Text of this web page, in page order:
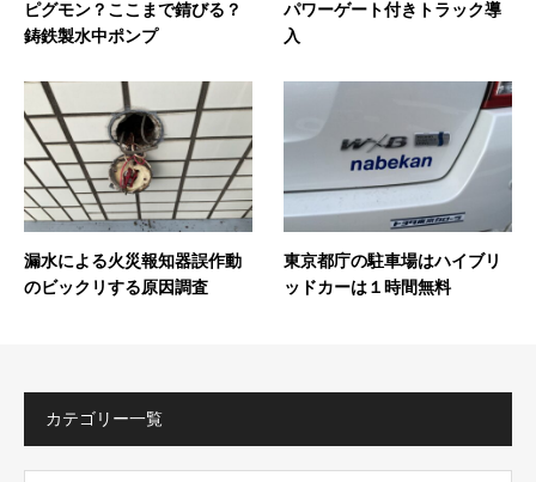
ピグモン？ここまで錆びる？
鋳鉄製水中ポンプ
パワーゲート付きトラック導
入
漏水による火災報知器誤作動
のビックリする原因調査
東京都庁の駐車場はハイブリ
ッドカーは１時間無料
カテゴリー一覧